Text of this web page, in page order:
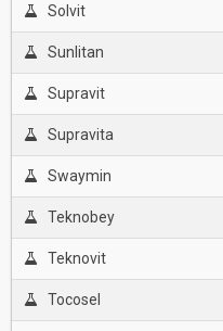
Solvit
Sunlitan
Supravit
Supravita
Swaymin
Teknobey
Teknovit
Tocosel